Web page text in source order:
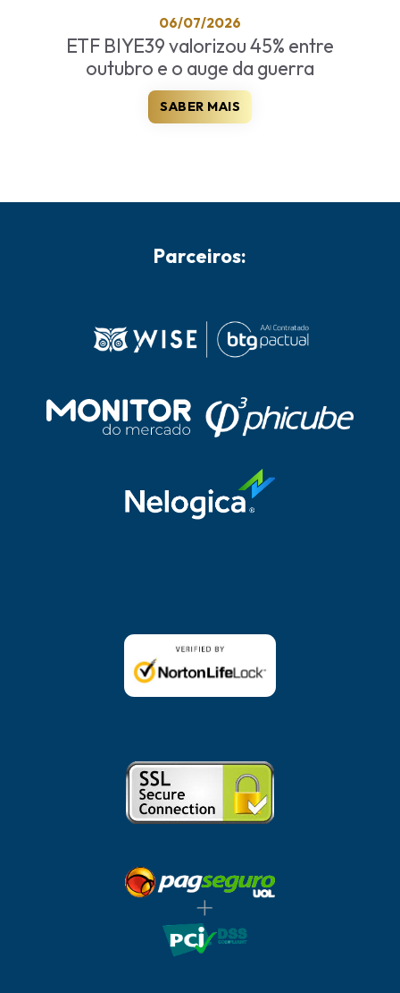
oportunidades após guerra
06/07/2026
ETF BIYE39 valorizou 45% entre
outubro e o auge da guerra
SABER MAIS
Parceiros: